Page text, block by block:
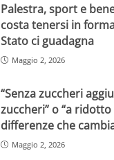
Palestra, sport e
costa tenersi in
Stato ci guadagna
Maggio 2, 2026
“Senza zuccheri
zuccheri” o “a
differenze che
Maggio 2, 2026